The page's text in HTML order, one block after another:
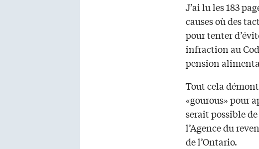
J’ai lu les 183
causes où des
pour tenter
infraction au
pension
Tout cela
«gourous» pour
serait possible
l’Agence du
de l’Ontario.